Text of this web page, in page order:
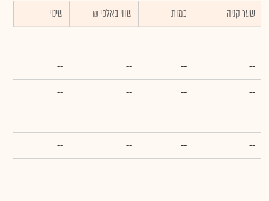
שער קניה כמות ₪ שווי באלפי
שינוי
--
--
--
--
--
--
--
--
--
--
--
--
--
--
--
--
--
--
--
--